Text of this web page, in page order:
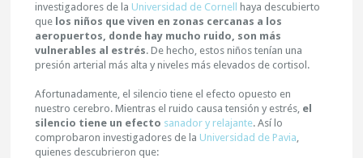
investigadores de la Universidad de Cornell
haya descubierto
que los niños que viven en zonas cercanas a los
aeropuertos, donde hay mucho ruido, son más
vulnerables al estrés. De hecho, estos niños tenían una
presión arterial más alta y niveles más elevados de cortisol.
Afortunadamente, el silencio tiene el efecto opuesto en
nuestro cerebro. Mientras el ruido causa tensión y estrés, el
silencio tiene un efecto sanador y relajante. Así lo
comprobaron investigadores de la Universidad de Pavia,
quienes descubrieron que: